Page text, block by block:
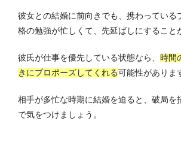
彼女との結婚に前向きでも、携わっている
格の勉強が忙しくて、先延ばしにすること
彼氏が仕事を優先している状態なら、 時間
きにプロポーズしてくれる可能性がありま
相手が多忙な時期に結婚を迫ると、破局を
で気をつけましょう。